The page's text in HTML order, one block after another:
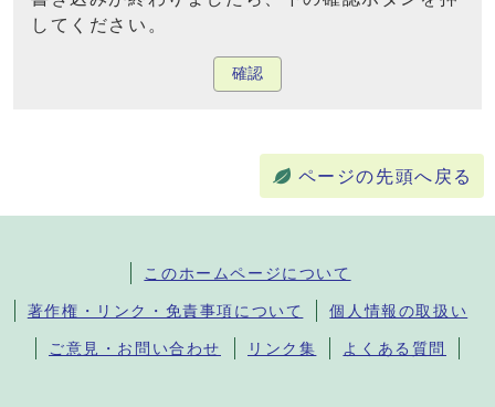
してください。
確認
ページの先頭へ戻る
このホームページについて
著作権・リンク・免責事項について 個人情報の取扱い
ご意見・お問い合わせ リンク集 よくある質問